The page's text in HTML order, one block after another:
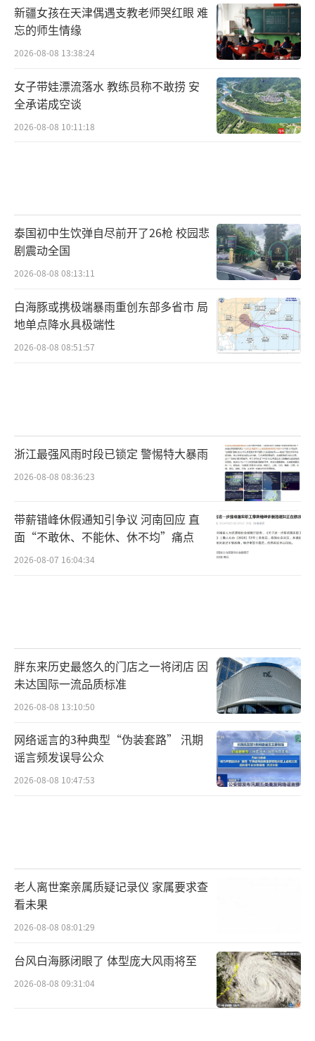
新疆女孩在天津偶遇支教老师哭红眼 难
忘的师生情缘
2026-08-08 13:38:24
女子带娃漂流落水 教练员称不敢捞 安
全承诺成空谈
2026-08-08 10:11:18
泰国初中生饮弹自尽前开了26枪 校园悲
剧震动全国
2026-08-08 08:13:11
白海豚或携极端暴雨重创东部多省市 局
地单点降水具极端性
2026-08-08 08:51:57
浙江最强风雨时段已锁定 警惕特大暴雨
2026-08-08 08:36:23
带薪错峰休假通知引争议 河南回应 直
面“不敢休、不能休、休不均”痛点
2026-08-07 16:04:34
胖东来历史最悠久的门店之一将闭店 因
未达国际一流品质标准
2026-08-08 13:10:50
网络谣言的3种典型“伪装套路” 汛期
谣言频发误导公众
2026-08-08 10:47:53
老人离世案亲属质疑记录仪 家属要求查
看未果
2026-08-08 08:01:29
台风白海豚闭眼了 体型庞大风雨将至
2026-08-08 09:31:04